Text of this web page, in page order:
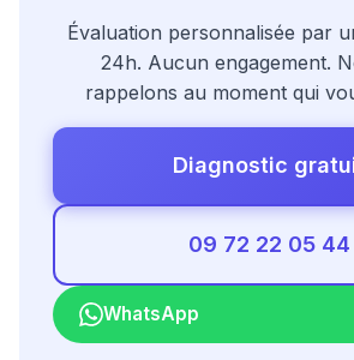
Évaluation personnalisée par
24h. Aucun engagement.
rappelons au moment qui
Diagnostic
09 72 22 05 44
WhatsApp